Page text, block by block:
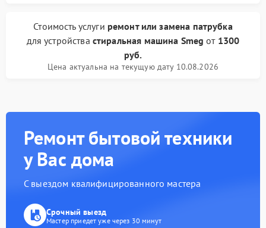
Стоимость услуги ремонт или замена патрубка
для устройства стиральная машина Smeg от 1300
руб.
Цена актуальна на текущую дату 10.08.2026
Ремонт бытовой техники
у Вас дома
С выездом квалифицированного мастера
Срочный выезд
Мастер приедет уже через 30 минут